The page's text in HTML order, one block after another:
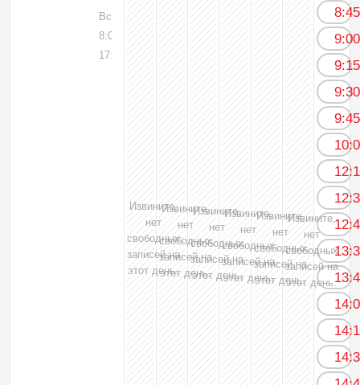
Вс, 09
8:00-
17:00
Извините,
нет
свободных
записей на
этот день.
Извините,
нет
свободных
записей на
этот день.
Извините,
нет
свободных
записей на
этот день.
Извините,
нет
свободных
записей на
этот день.
Извините,
нет
свободных
записей на
этот день.
Извините,
нет
свободных
записей на
этот день.
8:45
9:00
9:15
9:30
9:45